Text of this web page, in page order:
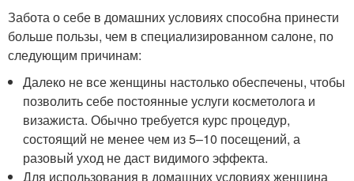
Забота о себе в домашних условиях способна принести
больше пользы, чем в специализированном салоне, по
следующим причинам:
Далеко не все женщины настолько обеспечены, чтобы
позволить себе постоянные услуги косметолога и
визажиста. Обычно требуется курс процедур,
состоящий не менее чем из 5–10 посещений, а
разовый уход не даст видимого эффекта.
Для использования в домашних условиях женщина